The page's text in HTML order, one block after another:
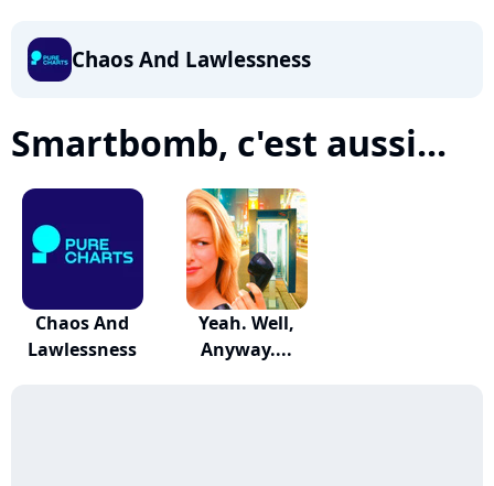
Chaos And Lawlessness
Smartbomb, c'est aussi...
Chaos And
Lawlessness
Yeah. Well,
Anyway....